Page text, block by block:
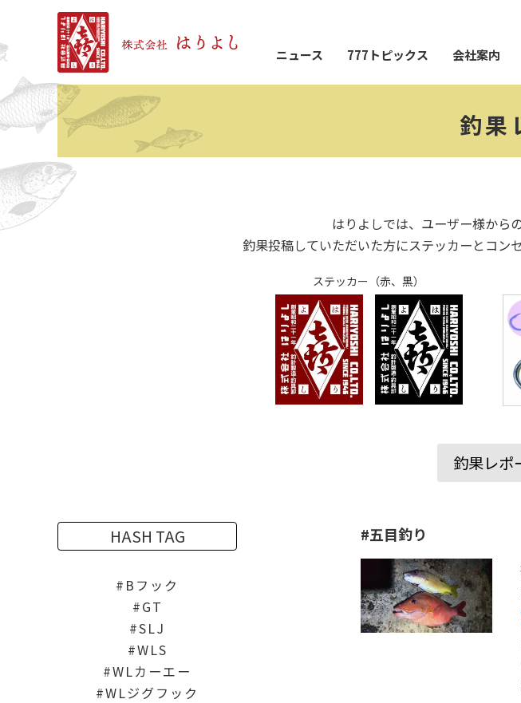
ニュース 777トピックス 会社案内
釣果
はりよしでは、ユーザー様から
釣果投稿していただいた方にステッカーとコン
ステッカー（赤、黒）
釣果レポ
#五目釣り
HASH TAG
Bフック
GT
SLJ
WLS
WLカーエー
WLジグフック